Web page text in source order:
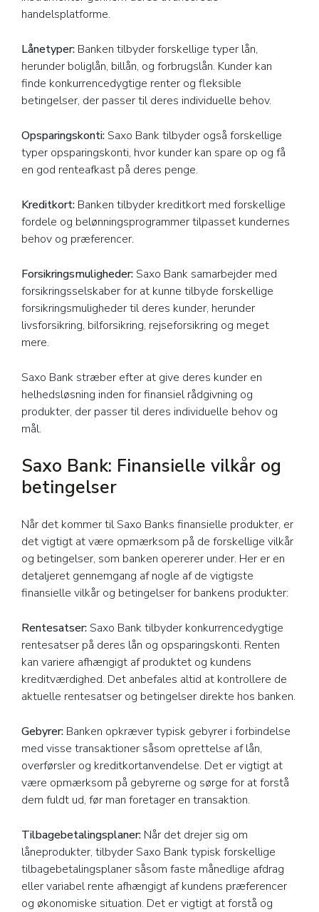
handelsplatforme.
Lånetyper: Banken tilbyder forskellige typer lån,
herunder boliglån, billån, og forbrugslån. Kunder kan
finde konkurrencedygtige renter og fleksible
betingelser, der passer til deres individuelle behov.
Opsparingskonti: Saxo Bank tilbyder også forskellige
typer opsparingskonti, hvor kunder kan spare op og få
en god renteafkast på deres penge.
Kreditkort: Banken tilbyder kreditkort med forskellige
fordele og belønningsprogrammer tilpasset kundernes
behov og præferencer.
Forsikringsmuligheder: Saxo Bank samarbejder med
forsikringsselskaber for at kunne tilbyde forskellige
forsikringsmuligheder til deres kunder, herunder
livsforsikring, bilforsikring, rejseforsikring og meget
mere.
Saxo Bank stræber efter at give deres kunder en
helhedsløsning inden for finansiel rådgivning og
produkter, der passer til deres individuelle behov og
mål.
Saxo Bank: Finansielle vilkår og
betingelser
Når det kommer til Saxo Banks finansielle produkter, er
det vigtigt at være opmærksom på de forskellige vilkår
og betingelser, som banken opererer under. Her er en
detaljeret gennemgang af nogle af de vigtigste
finansielle vilkår og betingelser for bankens produkter:
Rentesatser: Saxo Bank tilbyder konkurrencedygtige
rentesatser på deres lån og opsparingskonti. Renten
kan variere afhængigt af produktet og kundens
kreditværdighed. Det anbefales altid at kontrollere de
aktuelle rentesatser og betingelser direkte hos banken.
Gebyrer: Banken opkræver typisk gebyrer i forbindelse
med visse transaktioner såsom oprettelse af lån,
overførsler og kreditkortanvendelse. Det er vigtigt at
være opmærksom på gebyrerne og sørge for at forstå
dem fuldt ud, før man foretager en transaktion.
Tilbagebetalingsplaner: Når det drejer sig om
låneprodukter, tilbyder Saxo Bank typisk forskellige
tilbagebetalingsplaner såsom faste månedlige afdrag
eller variabel rente afhængigt af kundens præferencer
og økonomiske situation. Det er vigtigt at forstå og